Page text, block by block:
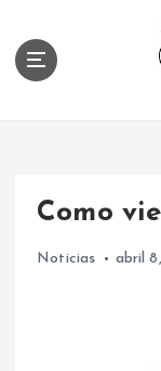
Como
Noticias abril